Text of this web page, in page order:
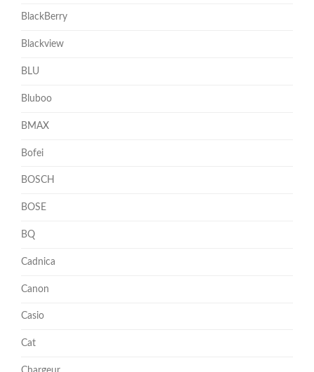
BlackBerry
Blackview
BLU
Bluboo
BMAX
Bofei
BOSCH
BOSE
BQ
Cadnica
Canon
Casio
Cat